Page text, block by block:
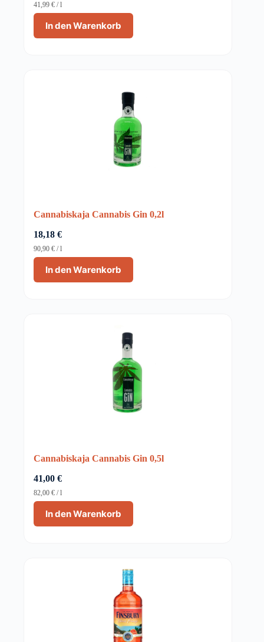
In den Warenkorb
41,99 € /l
Cannabiskaja Cannabis Gin 0,2l
18,18 €
In den Warenkorb
90,90 € /l
Cannabiskaja Cannabis Gin 0,5l
41,00 €
In den Warenkorb
82,00 € /l